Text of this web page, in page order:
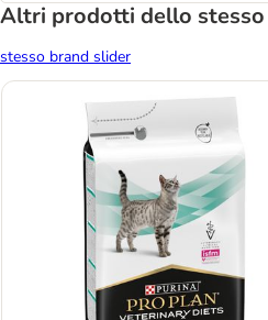
Altri prodotti dello stesso
stesso brand slider